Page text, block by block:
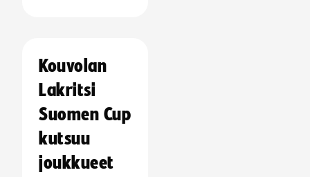
Kouvolan
Lakritsi
Suomen Cup
kutsuu
joukkueet